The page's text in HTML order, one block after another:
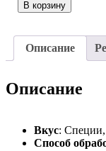
Кофе
Алебрихо
Декаф
В корзину
Описание
Описание
Вкус: Специи,
Способ